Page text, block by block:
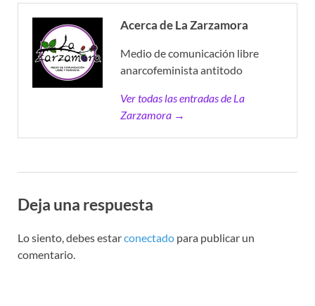
Acerca de La Zarzamora
Medio de comunicación libre
anarcofeminista antitodo
Ver todas las entradas de La
Zarzamora →
Deja una respuesta
Lo siento, debes estarconectado para publicar un
comentario.